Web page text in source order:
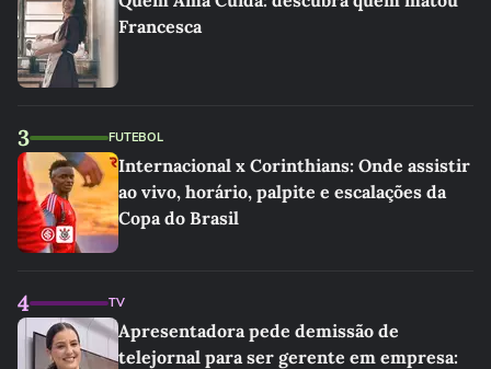
Francesca
3 FUTEBOL
Internacional x Corinthians: Onde assistir
ao vivo, horário, palpite e escalações da
Copa do Brasil
4 TV
Apresentadora pede demissão de
telejornal para ser gerente em empresa: